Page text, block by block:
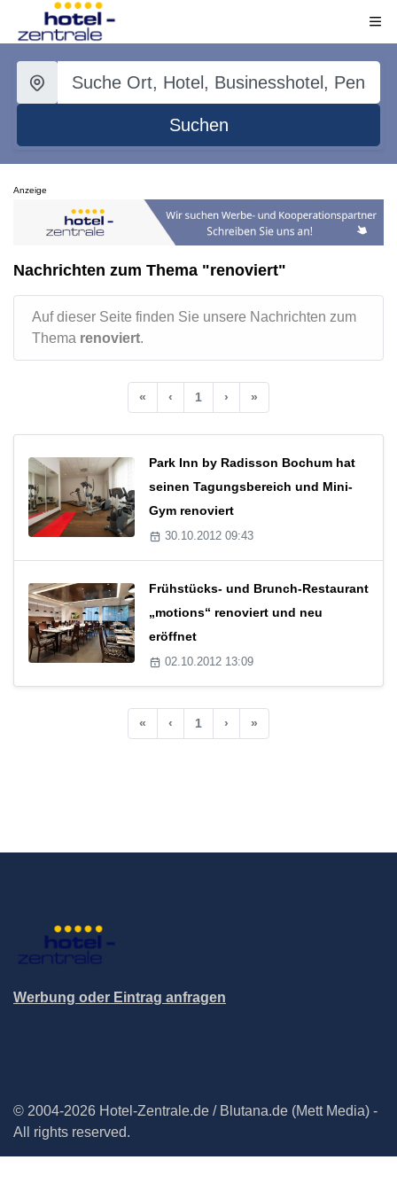
Suchen
Anzeige
Nachrichten zum Thema "renoviert"
Auf dieser Seite finden Sie unsere Nachrichten zum
Thema renoviert.
« ‹ 1 › »
Park Inn by Radisson Bochum hat
seinen Tagungsbereich und Mini-
Gym renoviert
30.10.2012 09:43
Frühstücks- und Brunch-Restaurant
„motions“ renoviert und neu
eröffnet
02.10.2012 13:09
« ‹ 1 › »
Werbung oder Eintrag anfragen
© 2004-2026 Hotel-Zentrale.de / Blutana.de (Mett Media) -
All rights reserved.